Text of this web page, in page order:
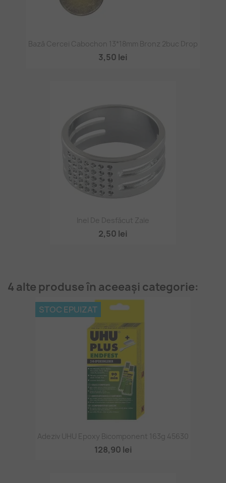
Bază Cercei Cabochon 13*18mm Bronz 2buc Drop
3,50 lei
Inel De Desfăcut Zale
2,50 lei
4 alte produse în aceeași categorie:
Adeziv UHU Epoxy Bicomponent 163g 45630
128,90 lei
STOC EPUIZAT